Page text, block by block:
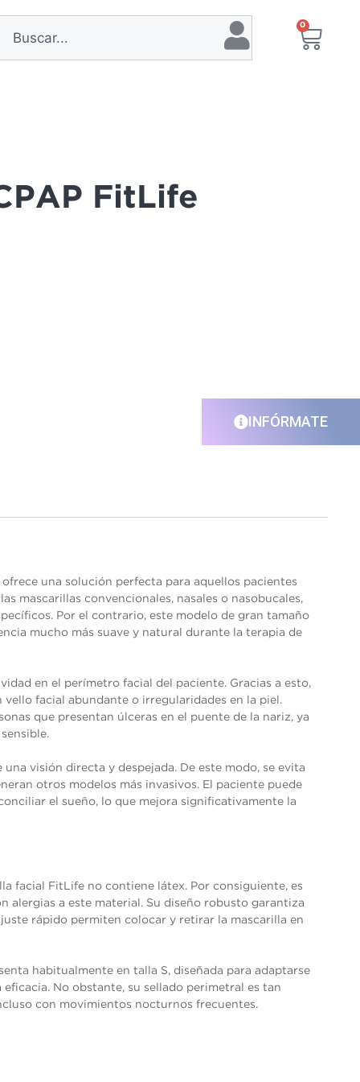
0
FitLife
una solución perfecta para aquellos pacientes
mascarillas convencionales, nasales o nasobucales,
Por el contrario, este modelo de gran tamaño
mucho más suave y natural durante la terapia de
en el perímetro facial del paciente. Gracias a esto,
facial abundante o irregularidades en la piel.
que presentan úlceras en el puente de la nariz, ya
visión directa y despejada. De este modo, se evita
otros modelos más invasivos. El paciente puede
el sueño, lo que mejora significativamente la
facial FitLife no contiene látex. Por consiguiente, es
alergias a este material. Su diseño robusto garantiza
rápido permiten colocar y retirar la mascarilla en
habitualmente en talla S, diseñada para adaptarse
No obstante, su sellado perimetral es tan
con movimientos nocturnos frecuentes.
INFÓRMATE